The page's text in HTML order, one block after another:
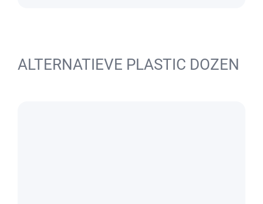
ALTERNATIEVE PLASTIC DOZEN